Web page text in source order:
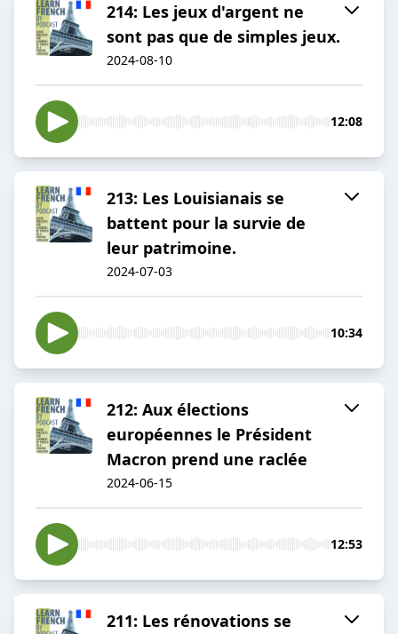
214: Les jeux d'argent ne
sont pas que de simples jeux.
2024-08-10
12:08
213: Les Louisianais se
battent pour la survie de
leur patrimoine.
2024-07-03
10:34
212: Aux élections
européennes le Président
Macron prend une raclée
2024-06-15
12:53
211: Les rénovations se